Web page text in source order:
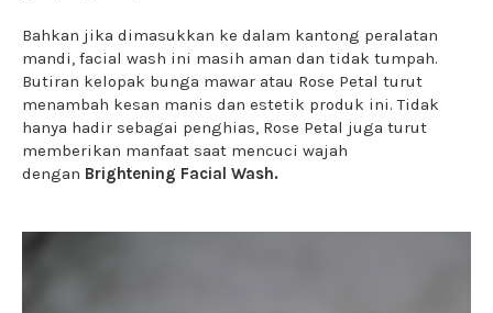
Bahkan jika dimasukkan ke dalam kantong peralatan
mandi, facial wash ini masih aman dan tidak tumpah.
Butiran kelopak bunga mawar atau Rose Petal turut
menambah kesan manis dan estetik produk ini. Tidak
hanya hadir sebagai penghias, Rose Petal juga turut
memberikan manfaat saat mencuci wajah
dengan Brightening Facial Wash.